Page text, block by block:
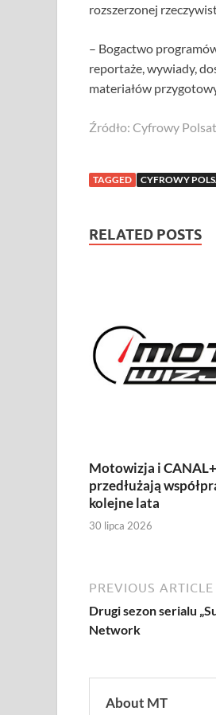
rozszerzonej
– Bogactwo
reportaże, wywiady,
materiałów
Źródło: Cyfrowy Polsat
TAGGED CYFROWY
RELATED POSTS
Motowizja i CANAL+
przedłużają
kolejne lata
30 lipca 2026
PREVIOUS ARTICLE
Drugi sezon serialu
Network
About MT